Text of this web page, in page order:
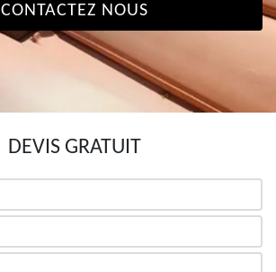
CONTACTEZ NOUS
DEVIS GRATUIT